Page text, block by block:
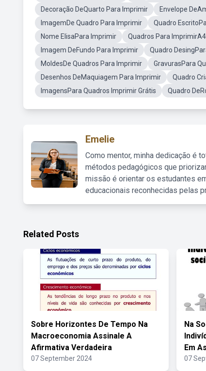
Decoração DeQuarto Para Imprimir
Envelope
ImagemDe Quadro Para Imprimir
Quadro
Nome ElisaPara Imprimir
Quadros Para ImprimirA4
Imagem DeFundo Para Imprimir
Quadro
MoldesDe Quadros Para Imprimir
GravurasPara
Desenhos DeMaquiagem Para Imprimir
Quadro
ImagensPara Quadros Imprimir Grátis
Quadro
Emelie
Como mentor, minha dedicação é
métodos pedagógicos que
missão é orientar os estudantes
educacionais reconhecidas pelas
Related Posts
Sobre Horizontes De Tempo Na
Macroeconomia Assinale A
Afirmativa Verdadeira
07 September 2024
Na
Em
07